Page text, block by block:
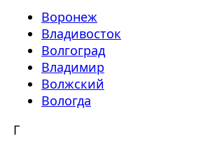
Воронеж
Владивосток
Волгоград
Владимир
Волжский
Вологда
Г